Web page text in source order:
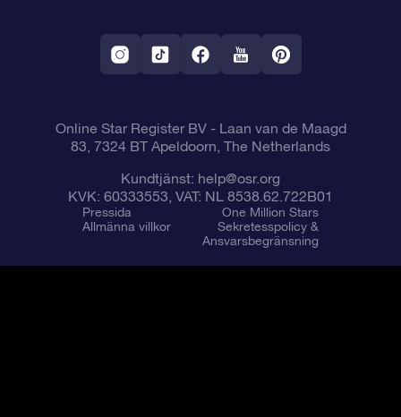
Fly me to the stars VR-app
Konstellationerna
Online Star Register BV- Laan van de Maagd
83, 7324 BT Apeldoorn, The Netherlands
Kundtjänst: help@osr.org
KVK: 60333553, VAT: NL 8538.62.722B01
Pressida
One Million Stars
Allmänna villkor
Sekretesspolicy &
Ansvarsbegränsning